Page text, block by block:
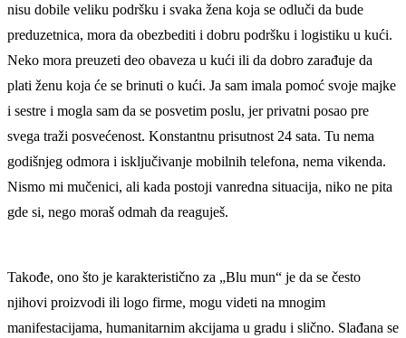
nisu dobile veliku podršku i svaka žena koja se odluči da bude
preduzetnica, mora da obezbediti i dobru podršku i logistiku u kući.
Neko mora preuzeti deo obaveza u kući ili da dobro zarađuje da
plati ženu koja će se brinuti o kući. Ja sam imala pomoć svoje majke
i sestre i mogla sam da se posvetim poslu, jer privatni posao pre
svega traži posvećenost. Konstantnu prisutnost 24 sata. Tu nema
godišnjeg odmora i isključivanje mobilnih telefona, nema vikenda.
Nismo mi mučenici, ali kada postoji vanredna situacija, niko ne pita
gde si, nego moraš odmah da reaguješ.
Takođe, ono što je karakteristično za „Blu mun“ je da se često
njihovi proizvodi ili logo firme, mogu videti na mnogim
manifestacijama, humanitarnim akcijama u gradu i slično. Slađana se